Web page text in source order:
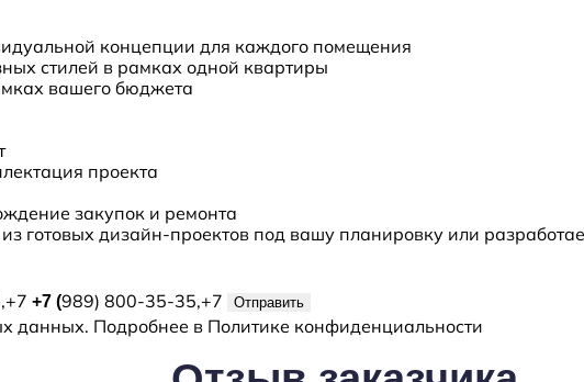
концепции для каждого помещения
стилей в рамках одной квартиры
вашего бюджета
проекта
закупок и ремонта
готовых дизайн-проектов под вашу планировку или
+7 (989) 800-35-35,+7 Отправить
данных. Подробнее в Политике конфиденциальности